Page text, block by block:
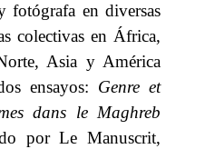
fotógrafa en diversas
colectivas en África,
Asia y América
ensayos:​​ Genre et
dans le Maghreb
por Le Manuscrit,